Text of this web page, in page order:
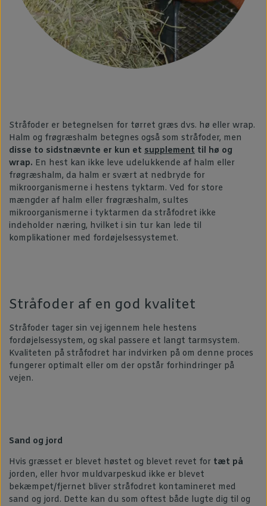
Stråfoder er betegnelsen for tørret græs dvs. hø eller wrap.
Halm og frøgræshalm betegnes også som stråfoder, men
disse to sidstnævnte er kun et supplement til hø og
wrap. En hest kan ikke leve udelukkende af halm eller
frøgræshalm, da halm er svært at nedbryde for
mikroorganismerne i hestens tyktarm. Ved for store
mængder af halm eller frøgræshalm, sultes
mikroorganismerne i tyktarmen da stråfodret ikke
indeholder næring, hvilket i sin tur kan lede til
komplikationer med fordøjelsessystemet.
Stråfoder af en god kvalitet
Stråfoder tager sin vej igennem hele hestens
fordøjelsessystem, og skal passere et langt tarmsystem.
Kvaliteten på stråfodret har indvirken på om denne proces
fungerer optimalt eller om der opstår forhindringer på
vejen.
Sand og jord
Hvis græsset er blevet høstet og blevet revet for tæt på
jorden, eller hvor muldvarpeskud ikke er blevet
bekæmpet/fjernet bliver stråfodret kontamineret med
sand og jord. Dette kan du som oftest både lugte dig til og